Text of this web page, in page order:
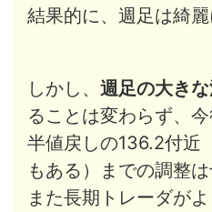
結果的に、週足は綺麗
しかし、 週足の大き
ることは変わらず、
半値戻しの136.2付近
もある）までの調整は
また長期トレーダが